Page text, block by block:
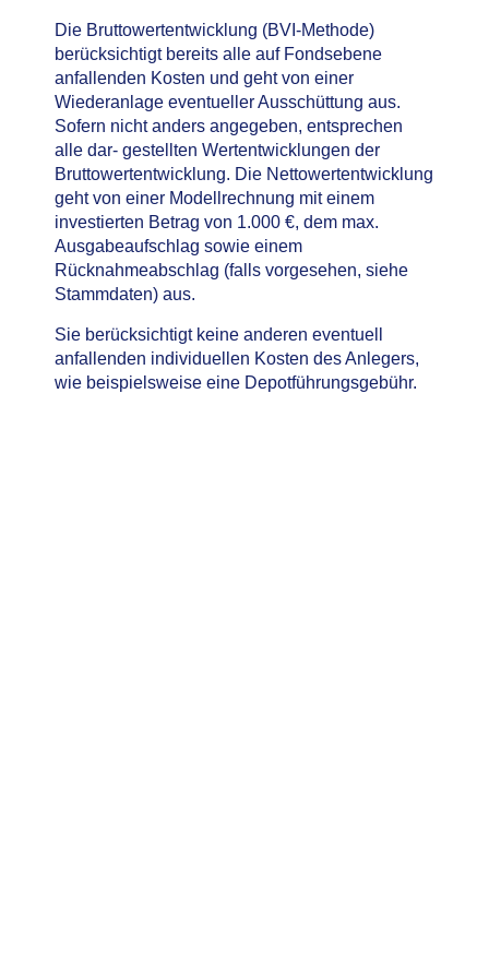
Die Bruttowertentwicklung (BVI-Methode)
berücksichtigt bereits alle auf Fondsebene
anfallenden Kosten und geht von einer
Wiederanlage eventueller Ausschüttung aus.
Sofern nicht anders angegeben, entsprechen
alle dar- gestellten Wertentwicklungen der
Bruttowertentwicklung. Die Nettowertentwicklung
geht von einer Modellrechnung mit einem
investierten Betrag von 1.000 €, dem max.
Ausgabeaufschlag sowie einem
Rücknahmeabschlag (falls vorgesehen, siehe
Stammdaten) aus.
Sie berücksichtigt keine anderen eventuell
anfallenden individuellen Kosten des Anlegers,
wie beispielsweise eine Depotführungsgebühr.